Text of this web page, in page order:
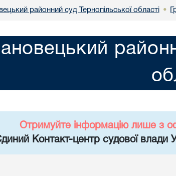
районний суд Тернопільської області •
Отримуйте інформацію лише з
Контакт-центр судової влади